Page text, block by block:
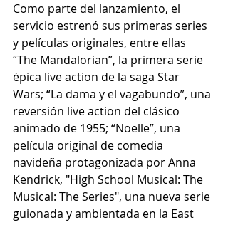
Como parte del lanzamiento, el
servicio estrenó sus primeras series
y películas originales, entre ellas
“The Mandalorian”, la primera serie
épica live action de la saga Star
Wars; “La dama y el vagabundo”, una
reversión live action del clásico
animado de 1955; “Noelle”, una
película original de comedia
navideña protagonizada por Anna
Kendrick, "High School Musical: The
Musical: The Series", una nueva serie
guionada y ambientada en la East